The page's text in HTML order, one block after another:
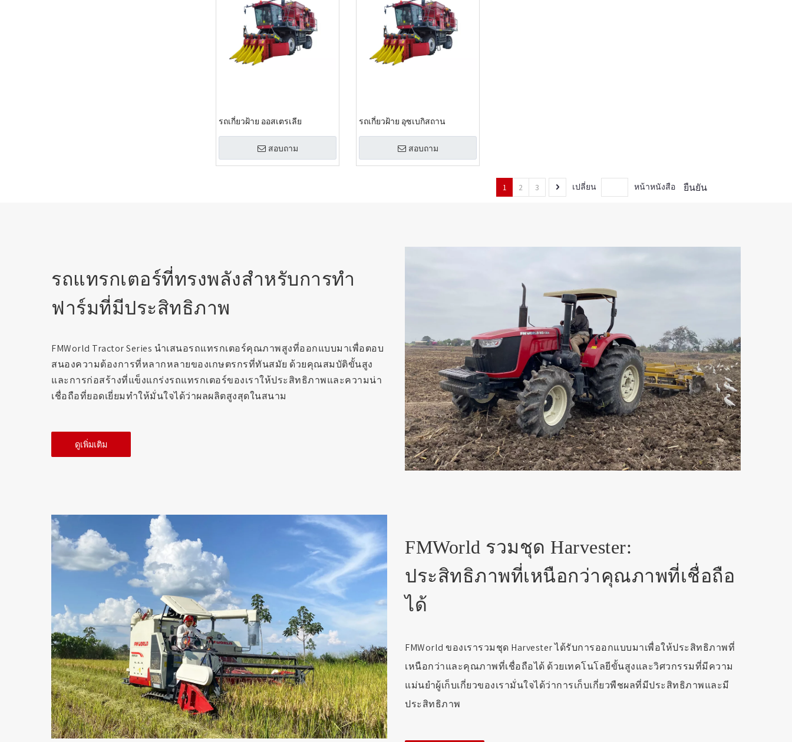
รถเกี่ยวฝ้าย ออสเตรเลีย
สอบถาม
รถเกี่ยวฝ้าย อุซเบกิสถาน
สอบถาม
1 2 3 เปลี่ยน หน้าหนังสือ ยืนยัน
รถแทรกเตอร์ที่ทรงพลังสำหรับการทำ
ฟาร์มที่มีประสิทธิภาพ
FMWorld Tractor Series นำเสนอรถแทรกเตอร์คุณภาพสูงที่ออกแบบมาเพื่อตอบ
สนองความต้องการที่หลากหลายของเกษตรกรที่ทันสมัย ด้วยคุณสมบัติขั้นสูง
และการก่อสร้างที่แข็งแกร่งรถแทรกเตอร์ของเราให้ประสิทธิภาพและความน่า
เชื่อถือที่ยอดเยี่ยมทำให้มั่นใจได้ว่าผลผลิตสูงสุดในสนาม
ดูเพิ่มเติม
FMWorld รวมชุด Harvester:
ประสิทธิภาพที่เหนือกว่าคุณภาพที่เชื่อถือ
ได้
FMWorld ของเรารวมชุด Harvester ได้รับการออกแบบมาเพื่อให้ประสิทธิภาพที่
เหนือกว่าและคุณภาพที่เชื่อถือได้ ด้วยเทคโนโลยีขั้นสูงและวิศวกรรมที่มีความ
แม่นยำผู้เก็บเกี่ยวของเรามั่นใจได้ว่าการเก็บเกี่ยวพืชผลที่มีประสิทธิภาพและมี
ประสิทธิภาพ